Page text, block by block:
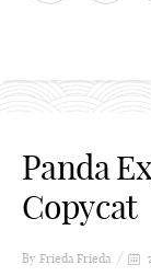
Panda
Copycat
By Frieda Frieda